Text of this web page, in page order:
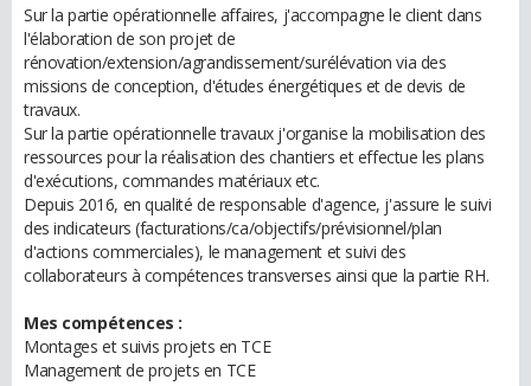
Sur la partie opérationnelle affaires, j'accompagne le client dans
l'élaboration de son projet de
rénovation/extension/agrandissement/surélévation via des
missions de conception, d'études énergétiques et de devis de
travaux.
Sur la partie opérationnelle travaux j'organise la mobilisation des
ressources pour la réalisation des chantiers et effectue les plans
d'exécutions, commandes matériaux etc.
Depuis 2016, en qualité de responsable d'agence, j'assure le suivi
des indicateurs (facturations/ca/objectifs/prévisionnel/plan
d'actions commerciales), le management et suivi des
collaborateurs à compétences transverses ainsi que la partie RH.
Mes compétences :
Montages et suivis projets en TCE
Management de projets en TCE